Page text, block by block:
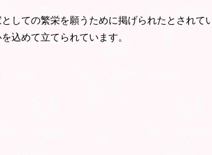
しての繁栄を願うために掲げられたとされて
込めて立てられています。